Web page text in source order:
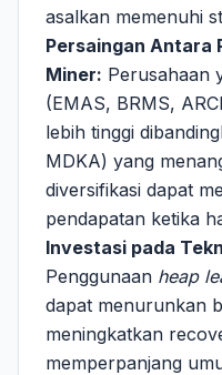
asalkan memenuhi
Persaingan Antara
Miner: Perusahaan
(EMAS, BRMS,
lebih tinggi
MDKA) yang
diversifikasi dapat
pendapatan ketika
Investasi pada
Penggunaan heap
dapat menurunkan
meningkatkan
memperpanjang